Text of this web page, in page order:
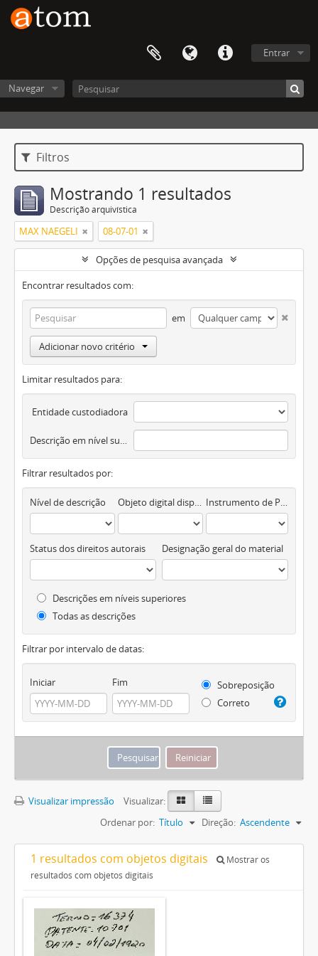
Entrar
Navegar
Filtros
Mostrando 1 resultados
Descrição arquivística
MAX NAEGELI 08-07-01
Opções de pesquisa avançada
Encontrar resultados com:
em
Adicionar novo critério
Limitar resultados para:
Entidade custodiadora
Descrição em nível superior
Filtrar resultados por:
Nível de descrição Objeto digital disponível Instrumento de Pesquisa
Status dos direitos autorais Designação geral do material
Descrições em níveis superiores
Todas as descrições
Filtrar por intervalo de datas:
Iniciar Fim
Sobreposição
Correto
Visualizar impressão
Visualizar:
Ordenar por: Título Direção: Ascendente
1 resultados com objetos digitais
Mostrar os
resultados com objetos digitais